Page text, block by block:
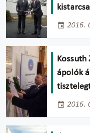
2016.
Kossuth
ápolók
2016.